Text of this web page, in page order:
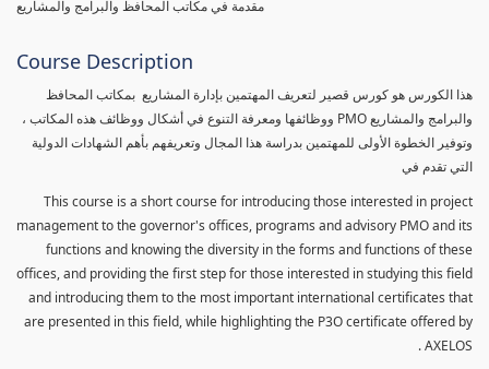
مقدمة في مكاتب المحافظ والبرامج والمشاريع
Course Description
هذا الكورس هو كورس قصير لتعريف المهتمين بإدارة المشاريع بمكاتب المحافظ
والبرامج والمشاريع PMO ووظائفها ومعرفة التنوع في أشكال ووظائف هذه المكاتب ،
وتوفير الخطوة الأولى للمهتمين بدراسة هذا المجال وتعريفهم بأهم الشهادات الدولية
التي تقدم في
This course is a short course for introducing those interested in project
management to the governor's offices, programs and advisory PMO and its
functions and knowing the diversity in the forms and functions of these
offices, and providing the first step for those interested in studying this field
and introducing them to the most important international certificates that
are presented in this field, while highlighting the P3O certificate offered by
AXELOS .